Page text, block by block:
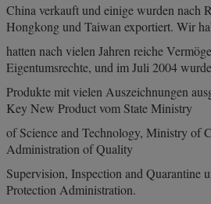
China verkauft und einige wurden nach
Hongkong und Taiwan exportiert. Wir
hatten nach vielen Jahren reiche
Eigentumsrechte, und im Juli 2004
Produkte mit vielen Auszeichnungen
Key New Product vom State Ministry
of Science and Technology, Ministry of
Administration of Quality
Supervision, Inspection and Quarantine
Protection Administration.